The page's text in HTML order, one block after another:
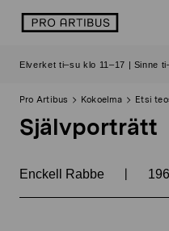
sisältöön
logo
Elverket ti–su klo 11–17 | Sinne
Pro Artibus Kokoelma Etsi
Självporträtt
Enckell Rabbe |